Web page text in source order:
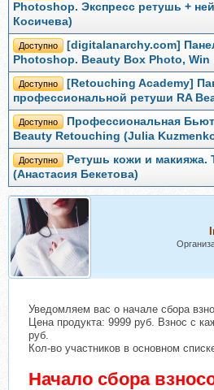
Photoshop. Экспресс ретушь +
Косичева)
Доступно
[digitalanarchy.com]
Photoshop. Beauty Box Photo, Win
Доступно
[Retouching Academy]
профессиональной ретуши RA
Доступно
Профессиональная
Beauty Retouching (Julia
Доступно
Ретушь кожи и
(Анастасия Бекетова)
Уведомляем вас о начале сбора
Цена продукта: 9999 руб. Взнос с
руб.
Кол-во участников в основном
Начало сбора